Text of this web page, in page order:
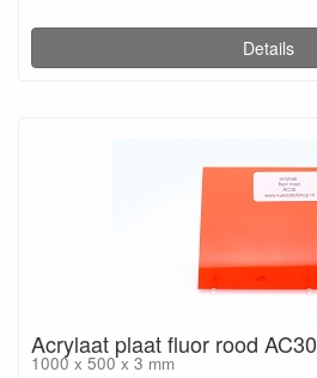
Details
Acrylaat plaat fluor rood AC30
1000 x 500 x 3 mm